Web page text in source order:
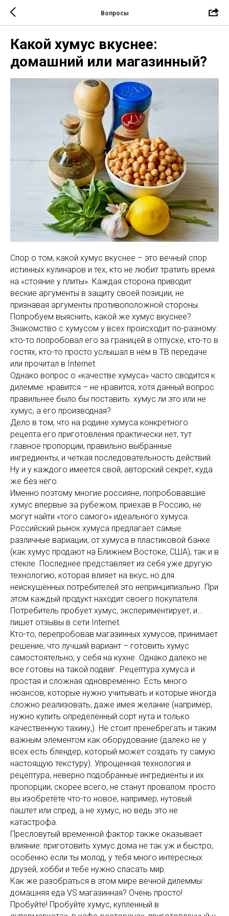
Вопросы
Какой хумус вкуснее:
домашний или магазинный?
Спор о том, какой хумус вкуснее – это вечный спор
истинных кулинаров и тех, кто не любит тратить время
на «стояние у плиты». Каждая сторона приводит
веские аргументы в защиту своей позиции, не
признавая аргументы противоположной стороны.
Попробуем выяснить, какой же хумус вкуснее?
Знакомство с хумусом у всех происходит по-разному:
кто-то попробовал его за границей в отпуске, кто-то в
гостях, кто-то просто услышал в нём в ТВ передаче
или прочитал в Internet.
Однако вопрос о «качестве хумуса» часто сводится к
дилемме: нравится – не нравится, хотя данный вопрос
правильнее было бы поставить: хумус ли это или не
хумус, а его производная?
Дело в том, что на родине хумуса конкретного
рецепта его приготовления практически нет, тут
главное пропорции, правильно выбранные
ингредиенты, и четкая последовательность действий.
Ну и у каждого имеется свой, авторский секрет, куда
же без него.
Именно поэтому многие россияне, попробовавшие
хумус впервые за рубежом, приехав в Россию, не
могут найти «того самого» идеального хумуса.
Российский рынок хумуса предлагает самые
различные вариации, от хумуса в пластиковой банке
(как хумус продают на Ближнем Востоке, США), так и в
стекле. Последнее представляет из себя уже другую
технологию, которая влияет на вкус, но для
неискушённых потребителей это непринципиально. При
этом каждый продукт находит своего покупателя.
Потребитель пробует хумус, экспериментирует, и…
пишет отзывы в сети Internet.
Кто-то, перепробовав магазинных хумусов, принимает
решение, что лучший вариант – готовить хумус
самостоятельно, у себя на кухне. Однако далеко не
все готовы на такой подвиг. Рецептура хумуса и
простая и сложная одновременно. Есть много
нюансов, которые нужно учитывать и которые иногда
сложно реализовать, даже имея желание (например,
нужно купить определённый сорт нута и только
качественную тахину,). Не стоит пренебрегать и таким
важным элементом как оборудование (далеко не у
всех есть блендер, который может создать ту самую
настоящую текстуру). Упрощенная технология и
рецептура, неверно подобранные ингредиенты и их
пропорции, скорее всего, не станут провалом: просто
вы изобретёте что-то новое, например, нутовый
паштет или спред, а не хумус, но ведь это не
катастрофа.
Пресловутый временной фактор также оказывает
влияние: приготовить хумус дома не так уж и быстро,
особенно если ты молод, у тебя много интересных
друзей, хобби и тебе нужно спасать мир.
Как же разобраться в этом мире вечной дилеммы:
домашняя еда VS магазинная? Очень просто!
Пробуйте! Пробуйте хумус, купленный в